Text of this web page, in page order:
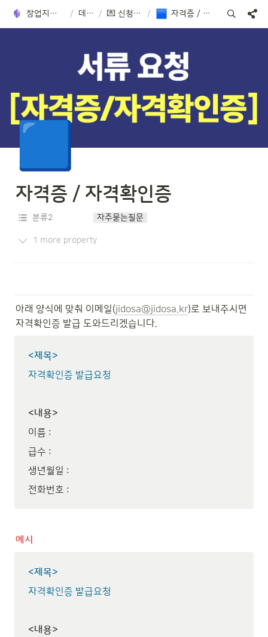
창업지도사 가이드 / 데이터 / 💌 신청 가이드 / 자격증 / 자격확인증
🟦
자격증 / 자격확인증
분류2 자주묻는질문
1 more property
아래 양식에 맞춰 이메일(jidosa@jidosa.kr)로 보내주시면
자격확인증 발급 도와드리겠습니다.
<제목>
자격확인증 발급요청
<내용>
이름 :
급수 :
생년월일 :
전화번호 :
예시
<제목>
자격확인증 발급요청
<내용>